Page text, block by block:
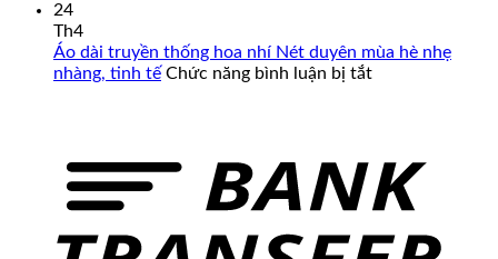
Mẫu
Mã,
Chuẩn
Đến
Size
Dâu
Màu
TRẮNG
VẺ
BAO
GIỜ
24
Th4
Áo dài truyền thống hoa nhí Nét duyên mùa hè nhẹ
nhàng, tinh tế Chức năng bình luận bị tắtở
hoa
nhí
duyên